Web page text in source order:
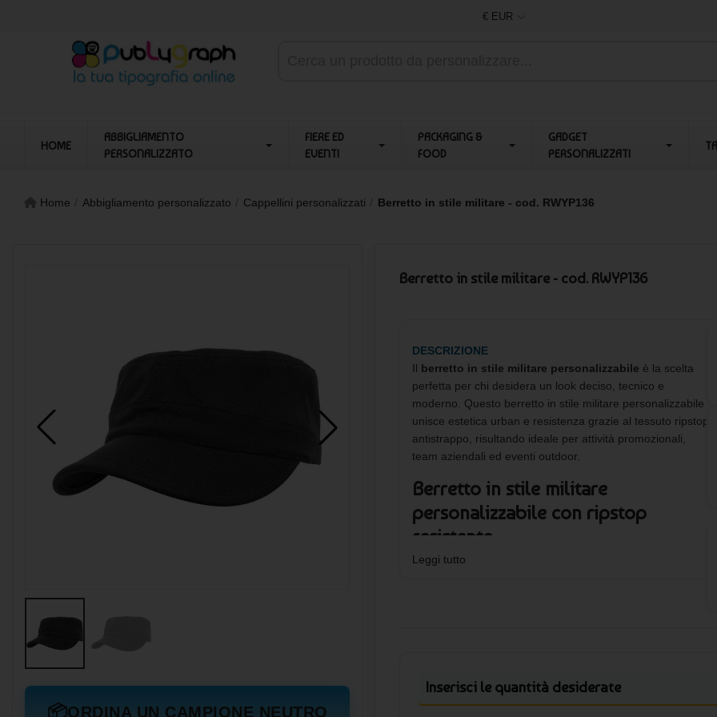
€ EUR
HOME
ABBIGLIAMENTO
PERSONALIZZATO
FIERE ED
EVENTI
PACKAGING &
FOOD
GADGET
PERSONALIZZATI
Home Abbigliamento personalizzato Cappellini personalizzati Berretto in stile militare - cod. RWYP136
📦ORDINA UN CAMPIONE NEUTRO
Berretto in stile militare - cod. RWYP136
DESCRIZIONE
Il berretto in stile militare personalizzabile è la scelta
perfetta per chi desidera un look deciso, tecnico e
moderno. Questo berretto in stile militare personalizzabile
unisce estetica urban e resistenza grazie al tessuto ripstop
antistrappo, risultando ideale per attività promozionali,
team aziendali ed eventi outdoor.
Berretto in stile militare
personalizzabile con ripstop
resistente
Vestibilità del berretto in stile
militare con stampa
Leggi tutto
Inserisci le quantità desiderate